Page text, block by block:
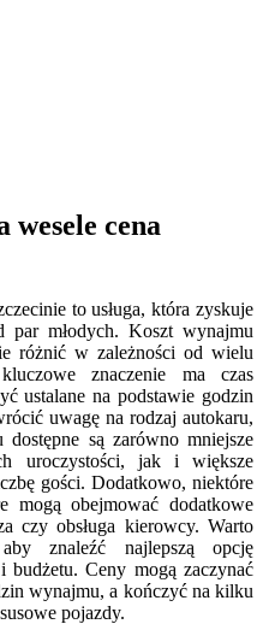
cena
to usługa, która zyskuje
par młodych. Koszt wynajmu
różnić w zależności od wielu
znaczenie ma czas
ustalane na podstawie godzin
uwagę na rodzaj autokaru,
są zarówno mniejsze
uroczystości, jak i większe
gości. Dodatkowo, niektóre
mogą obejmować dodatkowe
czy obsługa kierowcy. Warto
znaleźć najlepszą opcję
budżetu. Ceny mogą zaczynać
wynajmu, a kończyć na kilku
pojazdy.